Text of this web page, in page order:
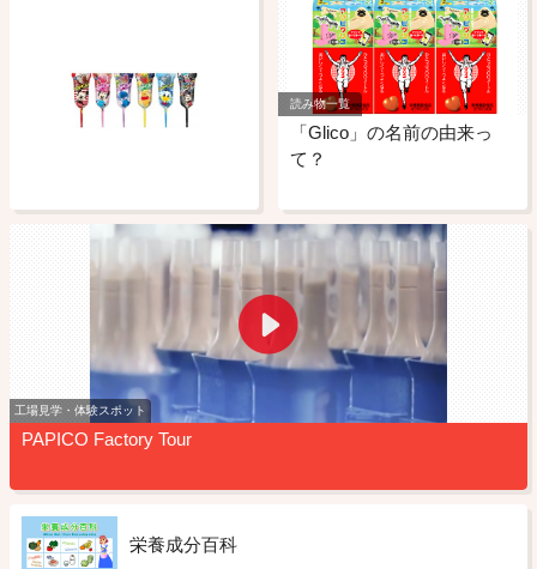
読み物一覧
「Glico」の名前の由来っ
て？
工場見学・体験スポット
PAPICO Factory Tour
栄養成分百科